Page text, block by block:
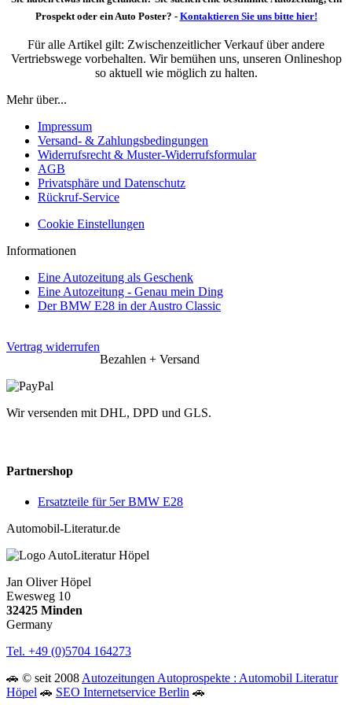
Prospekt oder ein Auto Poster? - Kontaktieren Sie uns bitte hier!
Für alle Artikel gilt: Zwischenzeitlicher Verkauf über andere
Vertriebswege vorbehalten. Wir bemühen uns, unseren Onlineshop
so aktuell wie möglich zu halten.
Mehr über...
Impressum
Versand- & Zahlungsbedingungen
Widerrufsrecht & Muster-Widerrufsformular
AGB
Privatsphäre und Datenschutz
Rückruf-Service
Cookie Einstellungen
Informationen
Eine Autozeitung als Geschenk
Eine Autozeitung - Genau mein Ding
Der BMW E28 in der Austro Classic
Vertrag widerrufen
Bezahlen + Versand
Wir versenden mit DHL, DPD und GLS.
Partnershop
Ersatzteile für 5er BMW E28
Automobil-Literatur.de
Jan Oliver Höpel
Ewesweg 10
32425 Minden
Germany
Tel. +49 (0)5704 164273
🚗 © seit 2008 Autozeitungen Autoprospekte : Automobil Literatur
Höpel 🚗 SEO Internetservice Berlin 🚗